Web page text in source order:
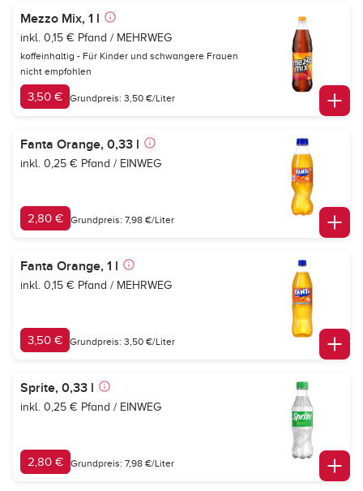
Mezzo Mix, 1 l
inkl. 0,15 € Pfand / MEHRWEG
koffeinhaltig - Für Kinder und schwangere Frauen
nicht empfohlen
3,50 € Grundpreis: 3,50 €/Liter
Fanta Orange, 0,33 l
inkl. 0,25 € Pfand / EINWEG
2,80 € Grundpreis: 7,98 €/Liter
Fanta Orange, 1 l
inkl. 0,15 € Pfand / MEHRWEG
3,50 € Grundpreis: 3,50 €/Liter
Sprite, 0,33 l
inkl. 0,25 € Pfand / EINWEG
2,80 € Grundpreis: 7,98 €/Liter